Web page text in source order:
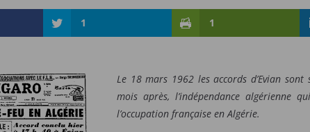
1 1
Le 18 mars 1962 les accords d’Evian sont
mois après, l’indépendance algérienne
l’occupation française en Algérie.